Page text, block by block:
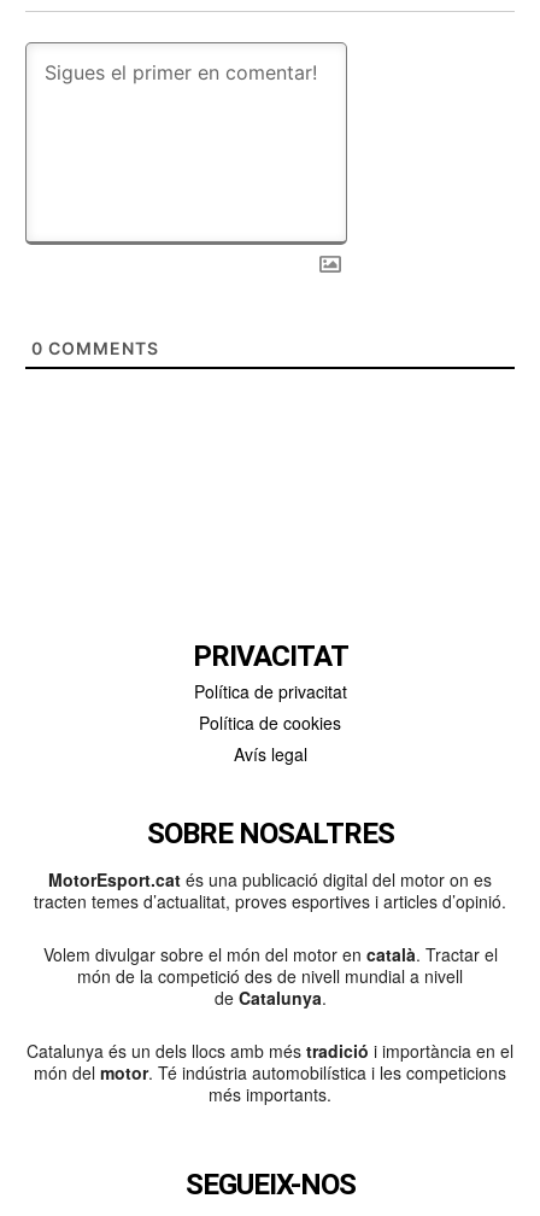
0 COMMENTS
PRIVACITAT
Política de privacitat
Política de cookies
Avís legal
SOBRE NOSALTRES
MotorEsport.cat és una publicació digital del motor on es
tracten temes d’actualitat, proves esportives i articles d’opinió.
Volem divulgar sobre el món del motor en català. Tractar el
món de la competició des de nivell mundial a nivell
de Catalunya.
Catalunya és un dels llocs amb més tradició i importància en el
món del motor. Té indústria automobilística i les competicions
més importants.
SEGUEIX-NOS